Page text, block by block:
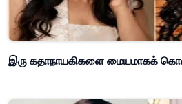
இரு கதாநாயகிகளை மையமாகக்